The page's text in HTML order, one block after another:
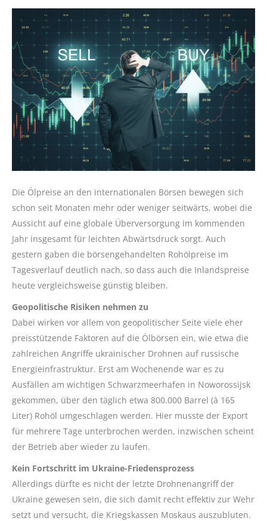
Die Ölpreise an den internationalen Börsen bewegen sich
schon seit Monaten mehr oder weniger seitwärts, wobei die
Aussicht auf eine globale Überversorgung im kommenden
Jahr insgesamt für leichten Abwärtsdruck sorgt. Auch
gestern gaben die börsengehandelten Rohölpreise im
Tagesverlauf deutlich nach, so dass auch die Inlandspreise
heute vergleichsweise günstig bleiben.
Geopolitische Risiken nehmen zu
Dabei wirken vor allem von geopolitischer Seite viele eher
preisstützende Faktoren auf die Ölbörsen ein, wie etwa die
zahlreichen Angriffe ukrainischer Drohnen auf russische
Energieinfrastruktur. Erst am Wochenende war es zu
Ausfällen am wichtigen Schwarzmeerhafen in Noworossijsk
gekommen, über den täglich etwa 800.000 Barrel (à 165
Liter) Rohöl umgeschlagen werden. Hier musste der Export
für mehrere Tage unterbrochen werden, inzwischen scheint
der Betrieb aber wieder zu laufen.
Kein Fortschritt im Ukraine-Friedensprozess
Allerdings dürfte es nicht der letzte Drohnenangriff der
Ukraine gewesen sein, die sich damit recht effektiv zur Wehr
setzt und versucht, die Kriegskassen Moskaus auszubluten.